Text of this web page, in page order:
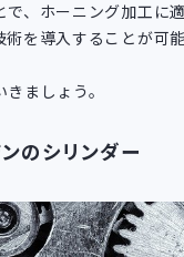
で、ホーニング加工に
を導入することが可能
ましょう。
ンのシリンダー